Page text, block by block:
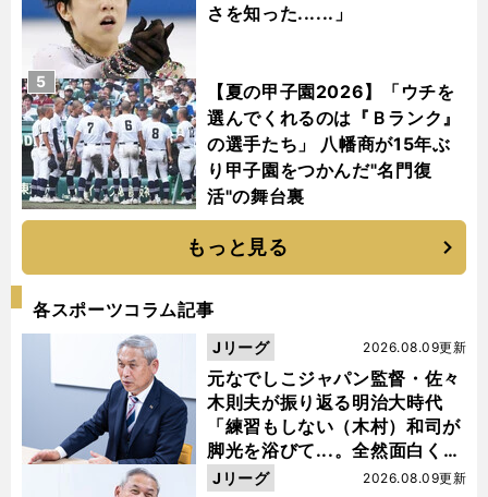
さを知った......」
【夏の甲子園2026】「ウチを
選んでくれるのは『Ｂランク』
の選手たち」 八幡商が15年ぶ
り甲子園をつかんだ"名門復
活"の舞台裏
5
もっと見る
各スポーツコラム記事
元なでしこジャパン監督・佐々
木則夫が振り返る明治大時代
「練習もしない（木村）和司が
脚光を浴びて...。全然面白くな
い４年間でした」
2026.08.09更新
Jリーグ
2026.08.09更新
Jリーグ